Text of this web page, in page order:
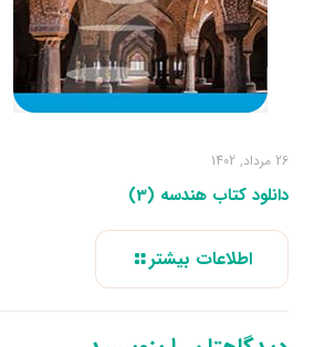
26 مرداد, 1402
دانلود کتاب هندسه (3)
اطلاعات بیشتر